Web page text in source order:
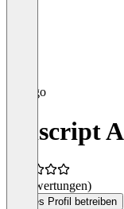
Unscript
(0 Bewertungen)
Dieses Profil betreiben